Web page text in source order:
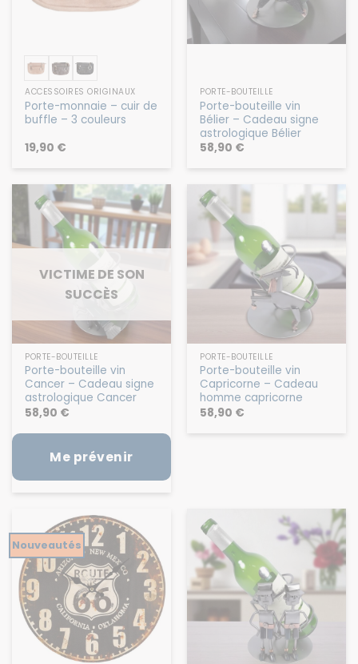
ACCESSOIRES ORIGINAUX
Porte-monnaie – cuir de
buffle – 3 couleurs
19,90 €
PORTE-BOUTEILLE
Porte-bouteille vin
Bélier – Cadeau signe
astrologique Bélier
58,90 €
VICTIME DE SON
SUCCÈS
PORTE-BOUTEILLE
Porte-bouteille vin
Cancer – Cadeau signe
astrologique Cancer
58,90 €
Me prévenir
PORTE-BOUTEILLE
Porte-bouteille vin
Capricorne – Cadeau
homme capricorne
58,90 €
Nouveautés